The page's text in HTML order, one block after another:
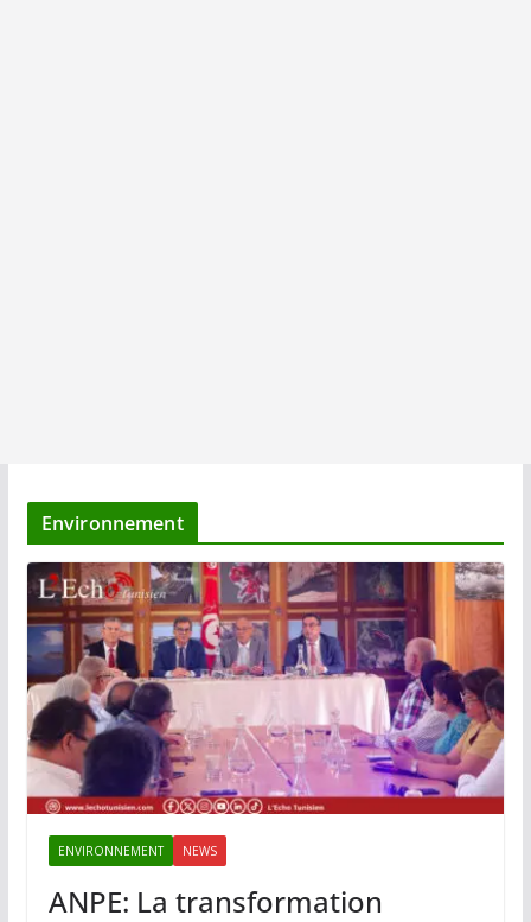
Environnement
ENVIRONNEMENT NEWS
ANPE: La transformation